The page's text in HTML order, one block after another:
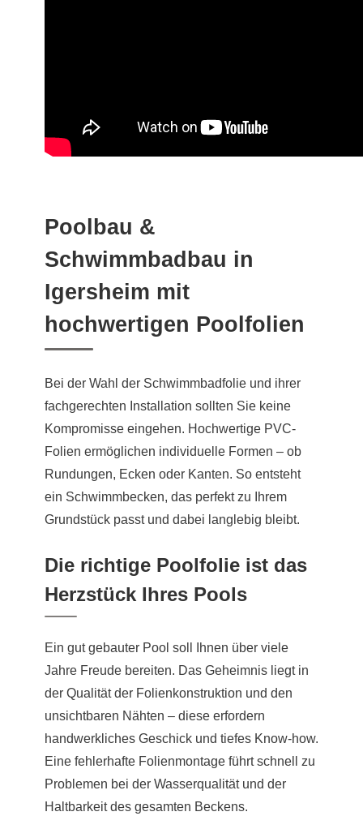
Poolbau &
Schwimmbadbau in
Igersheim mit
hochwertigen Poolfolien
Bei der Wahl der Schwimmbadfolie und ihrer
fachgerechten Installation sollten Sie keine
Kompromisse eingehen. Hochwertige PVC-
Folien ermöglichen individuelle Formen – ob
Rundungen, Ecken oder Kanten. So entsteht
ein Schwimmbecken, das perfekt zu Ihrem
Grundstück passt und dabei langlebig bleibt.
Die richtige Poolfolie ist das
Herzstück Ihres Pools
Ein gut gebauter Pool soll Ihnen über viele
Jahre Freude bereiten. Das Geheimnis liegt in
der Qualität der Folienkonstruktion und den
unsichtbaren Nähten – diese erfordern
handwerkliches Geschick und tiefes Know-how.
Eine fehlerhafte Folienmontage führt schnell zu
Problemen bei der Wasserqualität und der
Haltbarkeit des gesamten Beckens.